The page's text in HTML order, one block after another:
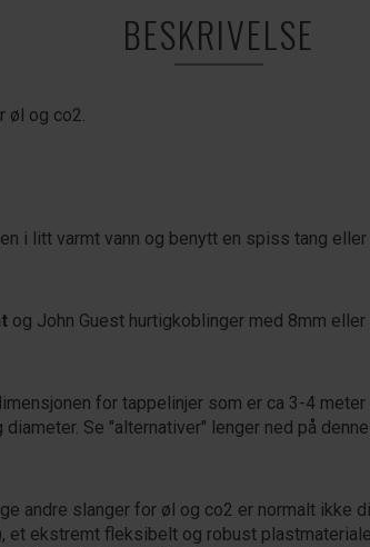
BESKRIVELSE
øl og co2.
i litt varmt vann og benytt en spiss tang
og John Guest hurtigkoblinger med 8mm
for tappelinjer som er ca 3-4
Se "alternativer" lenger ned på
andre slanger for øl og co2 er normalt
et ekstremt fleksibelt og robust